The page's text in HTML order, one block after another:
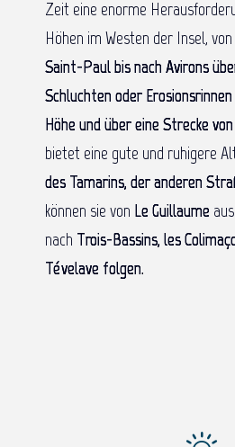
Zeit eine enorme
Höhen im Westen der Insel, von
Saint-Paulbis nach Avirons
Schluchten oder Erosionsrinnen
Höhe und über eine Strecke von
bietet eine gute und ruhigere
des Tamarins, der anderen
können sie von Le Guillaume
nach Trois-Bassins, les
Tévelave folgen.